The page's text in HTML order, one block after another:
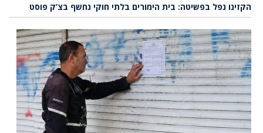
הקזינו נפל בפשיטה: בית הימורים בלתי חוקי נחשף בצ’ק פוסט